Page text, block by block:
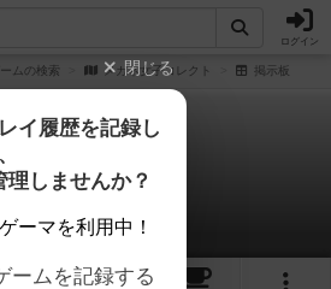
ログイン
ムの検索 メガネ女子コレクト 掲示板
女子コレクト
0件の掲示板
2
閉じる
イ履歴を記録し
理しませんか？
ーマを利用中！
ームを記録する